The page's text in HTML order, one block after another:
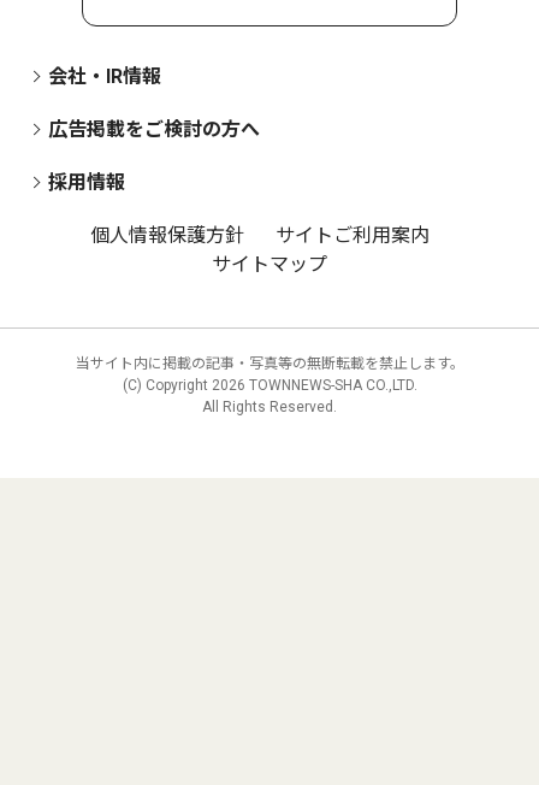
会社・IR情報
広告掲載をご検討の方へ
採用情報
個人情報保護方針
サイトご利用案内
サイトマップ
当サイト内に掲載の記事・写真等の無断転載を禁止します。
(C) Copyright 2026 TOWNNEWS-SHA CO.,LTD.
All Rights Reserved.